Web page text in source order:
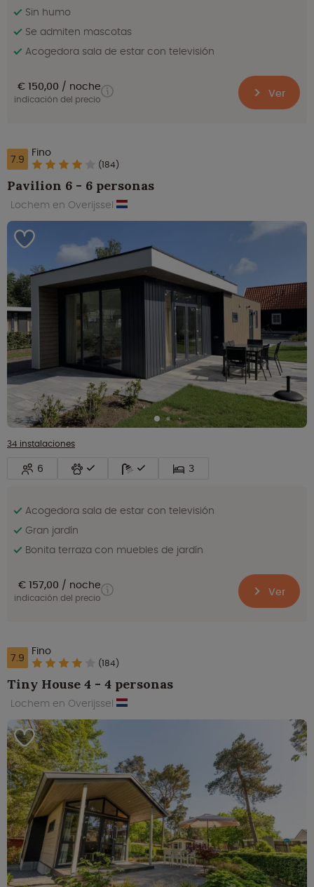
Sin humo
Se admiten mascotas
Acogedora sala de estar con televisión
€ 150,00 noche
indicación del precio Ver
7.9 Fino
(184)
Pavilion 6 - 6 personas
Lochem en Overijssel
34 instalaciones
6 3
Acogedora sala de estar con televisión
Gran jardín
Bonita terraza con muebles de jardín
€ 157,00 noche
indicación del precio Ver
7.9 Fino
(184)
Tiny House 4 - 4 personas
Lochem en Overijssel